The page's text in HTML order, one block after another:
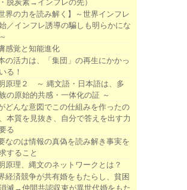
脱炭素→インフレの先）
世界の力を読み解く】～世界インフレ
／インフレ誘導の騙しも明らかにな
感覚と知能進化
の活力は、「集団」の再生にかかっ
る！
原理２ ～ 縄文語・日本語は、多
の原始的共感・一体化の証 ～
どんな意図でこの仕組みを作ったの
本質を見抜き、自分で答えを出す力
る
なのは情報の真偽を読み解き事実を
すること
原理、縄文のネットワークとは？
経済競争が共有婚をもたらし、貧困
滅→仲間共認収束が異世代婚をもた